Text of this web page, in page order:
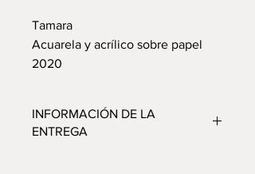
Tamara
Acuarela y acrílico sobre papel
2020
INFORMACIÓN DE LA
ENTREGA